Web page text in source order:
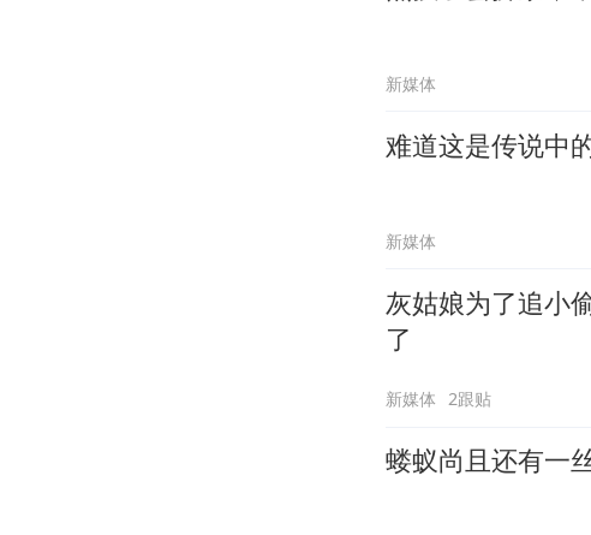
新媒体
难道这是传说中
新媒体
灰姑娘为了追小
了
新媒体 2跟贴
蝼蚁尚且还有一